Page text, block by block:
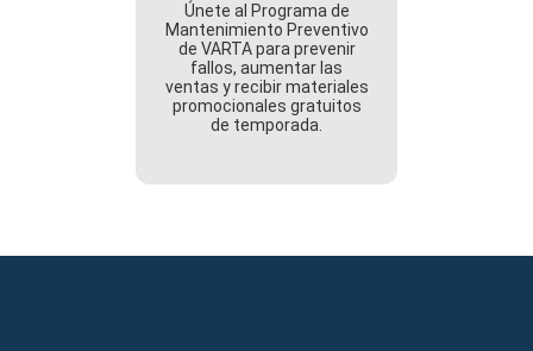
Únete al Programa de
Mantenimiento Preventivo
de VARTA para prevenir
fallos, aumentar las
ventas y recibir materiales
promocionales gratuitos
de temporada.